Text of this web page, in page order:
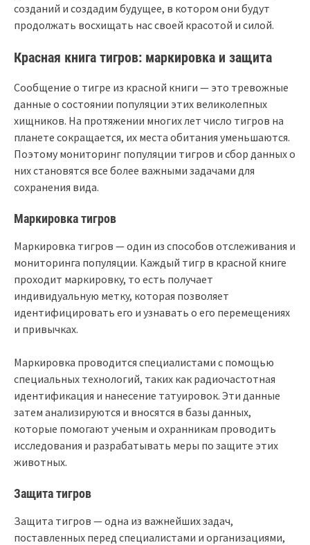
созданий и создадим будущее, в котором они будут
продолжать восхищать нас своей красотой и силой.
Красная книга тигров: маркировка и защита
Сообщение о тигре из красной книги — это тревожные
данные о состоянии популяции этих великолепных
хищников. На протяжении многих лет число тигров на
планете сокращается, их места обитания уменьшаются.
Поэтому мониторинг популяции тигров и сбор данных о
них становятся все более важными задачами для
сохранения вида.
Маркировка тигров
Маркировка тигров — один из способов отслеживания и
мониторинга популяции. Каждый тигр в красной книге
проходит маркировку, то есть получает
индивидуальную метку, которая позволяет
идентифицировать его и узнавать о его перемещениях
и привычках.
Маркировка проводится специалистами с помощью
специальных технологий, таких как радиочастотная
идентификация и нанесение татуировок. Эти данные
затем анализируются и вносятся в базы данных,
которые помогают ученым и охранникам проводить
исследования и разрабатывать меры по защите этих
животных.
Защита тигров
Защита тигров — одна из важнейших задач,
поставленных перед специалистами и организациями,